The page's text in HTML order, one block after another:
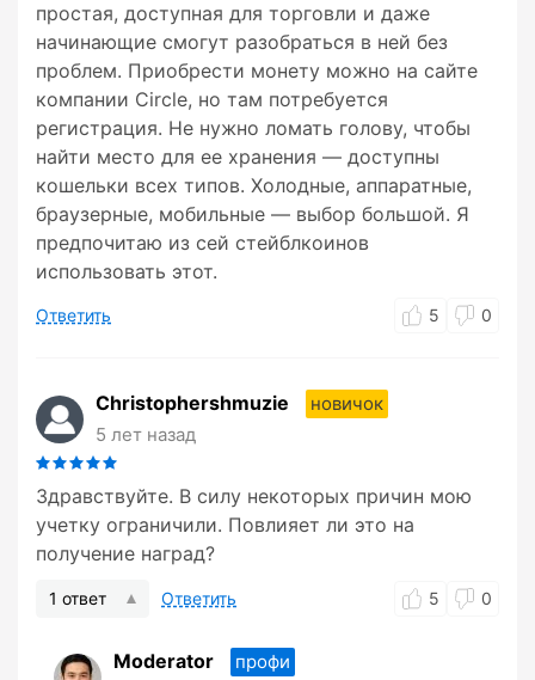
простая, доступная для торговли и даже
начинающие смогут разобраться в ней без
проблем. Приобрести монету можно на сайте
компании Circle, но там потребуется
регистрация. Не нужно ломать голову, чтобы
найти место для ее хранения — доступны
кошельки всех типов. Холодные, аппаратные,
браузерные, мобильные — выбор большой. Я
предпочитаю из сей стейблкоинов
использовать этот.
Ответить 5 0
Christophershmuzie
новичок
5 лет назад
Здравствуйте. В силу некоторых причин мою
учетку ограничили. Повлияет ли это на
получение наград?
1 ответ Ответить 5 0
Moderator
профи